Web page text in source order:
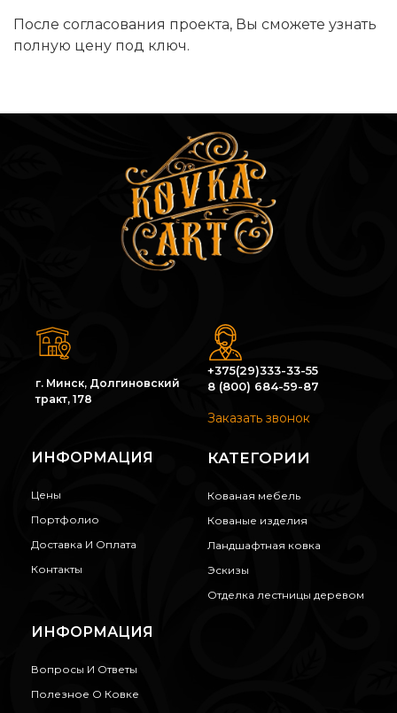
После согласования проекта, Вы сможете узнать
полную цену под ключ.
г. Минск, Долгиновский
тракт, 178
+375(29)333-33-55
8 (800) 684-59-87
Заказать звонок
ИНФОРМАЦИЯ
Цены
Портфолио
Доставка И Оплата
Контакты
КАТЕГОРИИ
Кованая мебель
Кованые изделия
Ландшафтная ковка
Эскизы
Отделка лестницы деревом
ИНФОРМАЦИЯ
Вопросы И Ответы
Полезное О Ковке